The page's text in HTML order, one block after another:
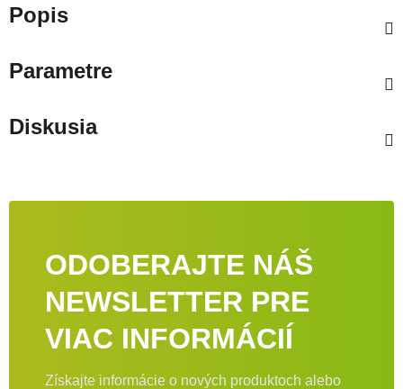
Popis
Parametre
Diskusia
ODOBERAJTE NÁŠ
NEWSLETTER PRE
VIAC INFORMÁCIÍ
Získajte informácie o nových produktoch alebo